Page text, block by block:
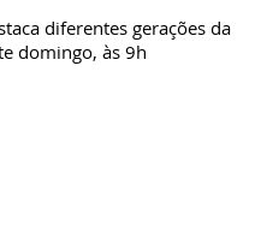
diferentes gerações da
domingo, às 9h